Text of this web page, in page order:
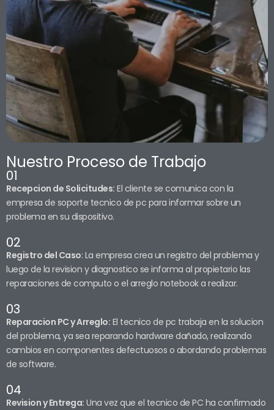
Nuestro Proceso de Trabajo
01
Recepcion de Solicitudes: El cliente se comunica con la
empresa de soporte tecnico de pc para informar sobre un
problema en su dispositivo.
02
Registro del Caso: La empresa crea un registro del problema y
luego de la revision y diagnostico se informa al propietario las
reparaciones de computo o el arreglo notebook a realizar.
03
Reparacion PC y Arreglo: El tecnico de pc trabaja en la solucion
del problema, ya sea reparando hardware dañado, realizando
cambios en componentes defectuosos o abordando problemas
de software.
04
Revision y Entrega: Una vez que el tecnico de PC ha confirmado